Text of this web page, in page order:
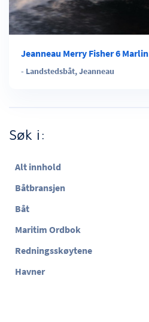
Jeanneau Merry Fisher 6 Marlin
- Landstedsbåt,Jeanneau
Søk i:
Alt innhold
Båtbransjen
Båt
Maritim Ordbok
Redningsskøytene
Havner